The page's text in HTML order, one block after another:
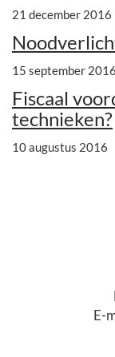
21 december 2016
15 september 2016
Fiscaal
technieken?
10 augustus 2016
E-